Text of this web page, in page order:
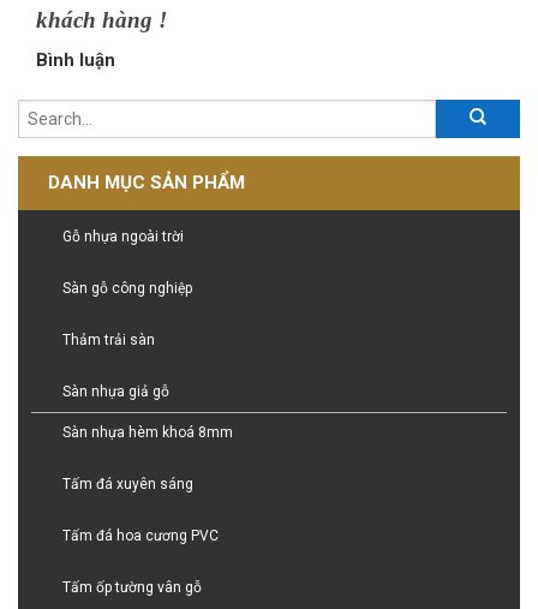
khách hàng !
Bình luận
DANH MỤC SẢN PHẨM
Gỗ nhựa ngoài trời
Sàn gỗ công nghiệp
Thảm trải sàn
Sàn nhựa giả gỗ
Sàn nhựa hèm khoá 8mm
Tấm đá xuyên sáng
Tấm đá hoa cương PVC
Tấm ốp tường vân gỗ